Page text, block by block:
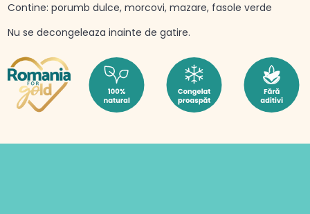
Contine: porumb dulce, morcovi, mazare, fasole verde
Nu se decongeleaza inainte de gatire.